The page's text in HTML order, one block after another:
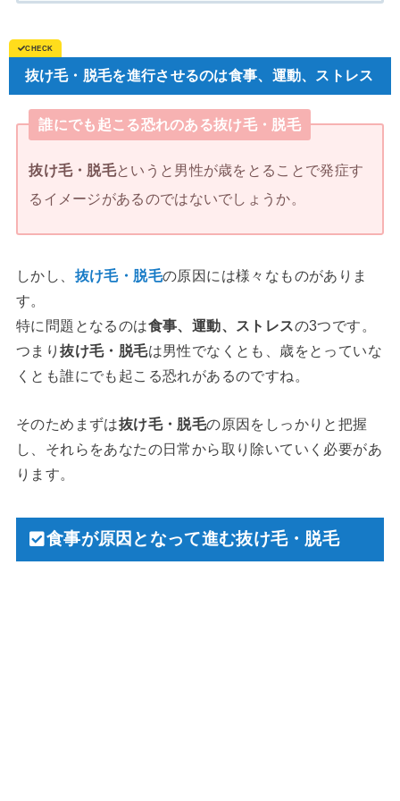
抜け毛・脱毛を進行させるのは食事、運動、ストレス
誰にでも起こる恐れのある抜け毛・脱毛
抜け毛・脱毛というと男性が歳をとることで発症す
るイメージがあるのではないでしょうか。
しかし、 抜け毛・脱毛の原因には様々なものがありま
す。
特に問題となるのは食事、運動、ストレスの3つです。
つまり抜け毛・脱毛は男性でなくとも、歳をとっていな
くとも誰にでも起こる恐れがあるのですね。
そのためまずは抜け毛・脱毛の原因をしっかりと把握
し、それらをあなたの日常から取り除いていく必要があ
ります。
食事が原因となって進む抜け毛・脱毛